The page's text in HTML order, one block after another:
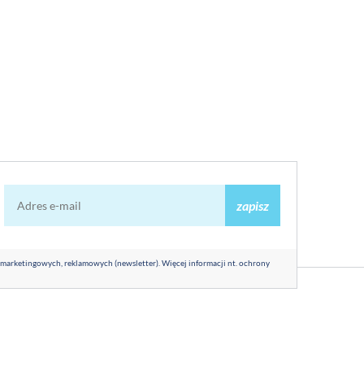
zapisz
reklamowych (newsletter). Więcej informacji nt. ochrony